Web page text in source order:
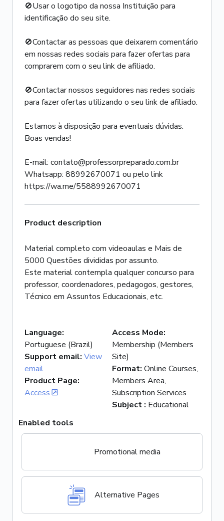
🚫Usar o logotipo da nossa Instituição para
identificação do seu site.
🚫Contactar as pessoas que deixarem comentário
em nossas redes sociais para fazer ofertas para
comprarem com o seu link de afiliado.
🚫Contactar nossos seguidores nas redes sociais
para fazer ofertas utilizando o seu link de afiliado.
Estamos à disposição para eventuais dúvidas.
Boas vendas!
E-mail: contato@professorpreparado.com.br
Whatsapp: 88992670071 ou pelo link
https://wa.me/5588992670071
Product description
Material completo com videoaulas e Mais de
5000 Questões divididas por assunto.
Este material contempla qualquer concurso para
professor, coordenadores, pedagogos, gestores,
Language:
Portuguese (Brazil)
Support email: View
email
Product Page:
Access
Access Mode:
Membership (Members
Site)
Format: Online Courses,
Members Area,
Subscription Services
Subject : Educational
Enabled tools
Promotional media
Alternative Pages